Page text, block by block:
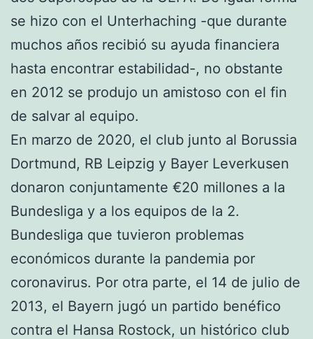
se hizo con el Unterhaching -que durante
muchos años recibió su ayuda financiera
hasta encontrar estabilidad-, no obstante
en 2012 se produjo un amistoso con el fin
de salvar al equipo.
En marzo de 2020, el club junto al Borussia
Dortmund, RB Leipzig y Bayer Leverkusen
donaron conjuntamente €20 millones a la
Bundesliga y a los equipos de la 2.
Bundesliga que tuvieron problemas
económicos durante la pandemia por
coronavirus. Por otra parte, el 14 de julio de
2013, el Bayern jugó un partido benéfico
contra el Hansa Rostock, un histórico club